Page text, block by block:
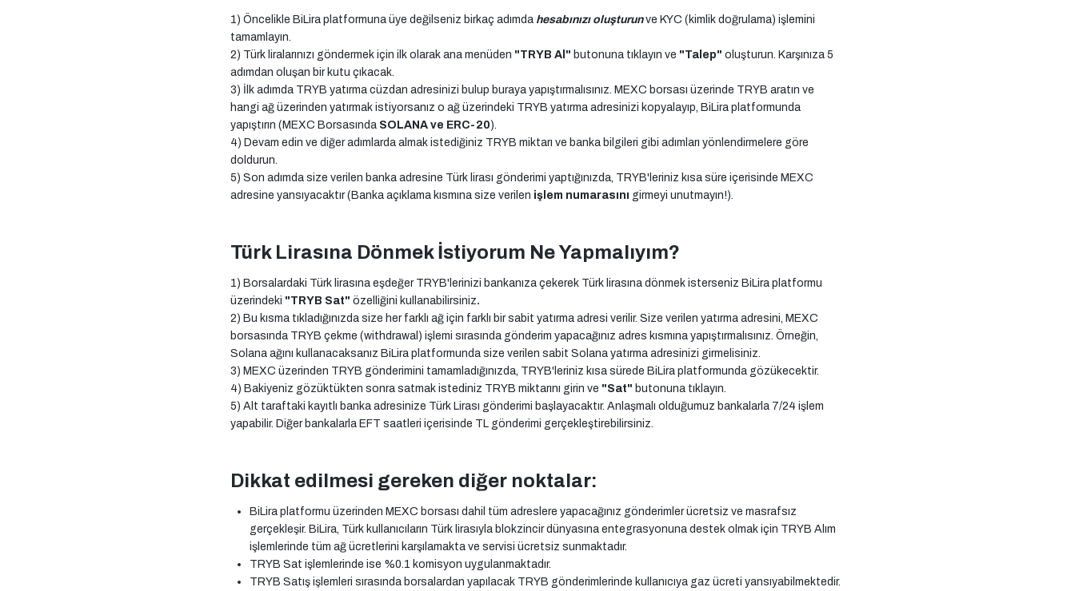
1) Öncelikle BiLira platformuna üye değilseniz birkaç adımda hesabınızı oluşturun ve KYC (kimlik doğrulama) işlemini
tamamlayın.
2) Türk liralarınızı göndermek için ilk olarak ana menüden "TRYB Al" butonuna tıklayın ve "Talep" oluşturun. Karşınıza 5
adımdan oluşan bir kutu çıkacak.
3) İlk adımda TRYB yatırma cüzdan adresinizi bulup buraya yapıştırmalısınız. MEXC borsası üzerinde TRYB aratın ve
hangi ağ üzerinden yatırmak istiyorsanız o ağ üzerindeki TRYB yatırma adresinizi kopyalayıp, BiLira platformunda
yapıştırın (MEXC Borsasında SOLANA ve ERC-20).
4) Devam edin ve diğer adımlarda almak istediğiniz TRYB miktarı ve banka bilgileri gibi adımları yönlendirmelere göre
doldurun.
5) Son adımda size verilen banka adresine Türk lirası gönderimi yaptığınızda, TRYB'leriniz kısa süre içerisinde MEXC
adresine yansıyacaktır (Banka açıklama kısmına size verilen işlem numarasını girmeyi unutmayın!).
Türk Lirasına Dönmek İstiyorum Ne Yapmalıyım?
1) Borsalardaki Türk lirasına eşdeğer TRYB'lerinizi bankanıza çekerek Türk lirasına dönmek isterseniz BiLira platformu
üzerindeki "TRYB Sat" özelliğini kullanabilirsiniz.
2) Bu kısma tıkladığınızda size her farklı ağ için farklı bir sabit yatırma adresi verilir. Size verilen yatırma adresini, MEXC
borsasında TRYB çekme (withdrawal) işlemi sırasında gönderim yapacağınız adres kısmına yapıştırmalısınız. Örneğin,
Solana ağını kullanacaksanız BiLira platformunda size verilen sabit Solana yatırma adresinizi girmelisiniz.
3) MEXC üzerinden TRYB gönderimini tamamladığınızda, TRYB'leriniz kısa sürede BiLira platformunda gözükecektir.
4) Bakiyeniz gözüktükten sonra satmak istediniz TRYB miktarını girin ve "Sat" butonuna tıklayın.
5) Alt taraftaki kayıtlı banka adresinize Türk Lirası gönderimi başlayacaktır. Anlaşmalı olduğumuz bankalarla 7/24 işlem
yapabilir. Diğer bankalarla EFT saatleri içerisinde TL gönderimi gerçekleştirebilirsiniz.
Dikkat edilmesi gereken diğer noktalar:
BiLira platformu üzerinden MEXC borsası dahil tüm adreslere yapacağınız gönderimler ücretsiz ve masrafsız
gerçekleşir. BiLira, Türk kullanıcıların Türk lirasıyla blokzincir dünyasına entegrasyonuna destek olmak için TRYB Alım
işlemlerinde tüm ağ ücretlerini karşılamakta ve servisi ücretsiz sunmaktadır.
TRYB Sat işlemlerinde ise %0.1 komisyon uygulanmaktadır.
TRYB Satış işlemleri sırasında borsalardan yapılacak TRYB gönderimlerinde kullanıcıya gaz ücreti yansıyabilmektedir.